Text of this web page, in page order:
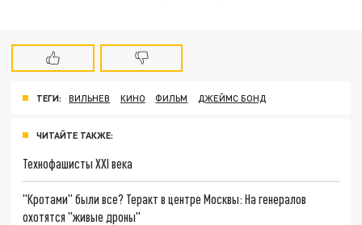
ТЕГИ: ВИЛЬНЕВ КИНО ФИЛЬМ ДЖЕЙМС БОНД
ЧИТАЙТЕ ТАКЖЕ:
Технофашисты XXI века
"Кротами" были все? Теракт в центре Москвы: На генералов
охотятся "живые дроны"